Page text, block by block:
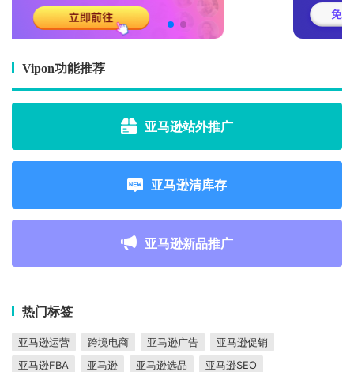
Vipon功能推荐
亚马逊站外推广
亚马逊清库存
亚马逊新品推广
热门标签
亚马逊运营 跨境电商 亚马逊广告
亚马逊促销
亚马逊FBA
亚马逊 亚马逊选品
亚马逊SEO